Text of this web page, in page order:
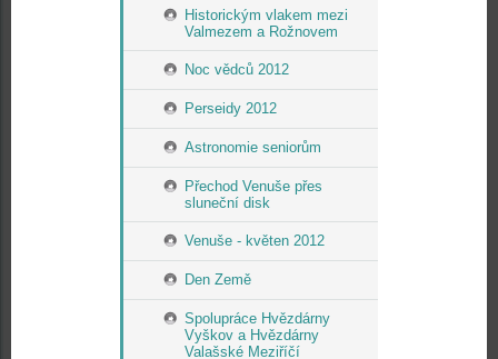
Historickým vlakem mezi
Valmezem a Rožnovem
Noc vědců 2012
Perseidy 2012
Astronomie seniorům
Přechod Venuše přes
sluneční disk
Venuše - květen 2012
Den Země
Spolupráce Hvězdárny
Vyškov a Hvězdárny
Valašské Meziříčí